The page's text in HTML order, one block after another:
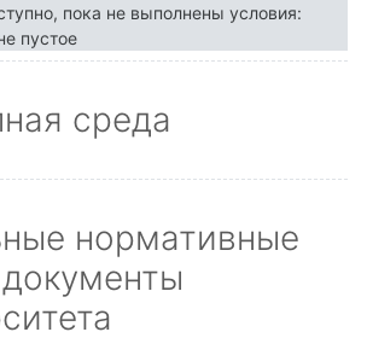
пока не выполнены условия:
пустое
среда
нормативные